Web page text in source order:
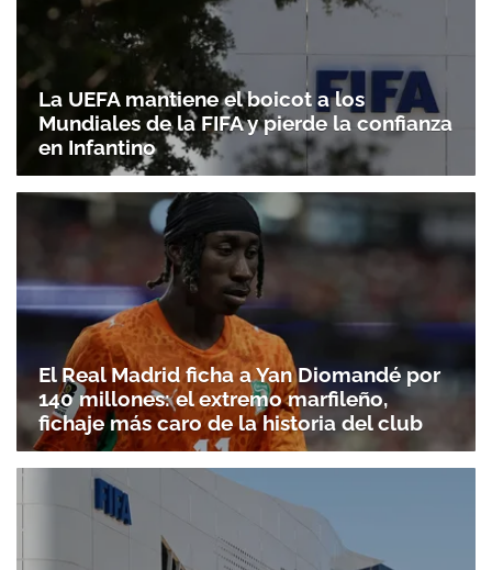
La UEFA mantiene el boicot a los
Mundiales de la FIFA y pierde la confianza
en Infantino
El Real Madrid ficha a Yan Diomandé por
140 millones: el extremo marfileño,
fichaje más caro de la historia del club